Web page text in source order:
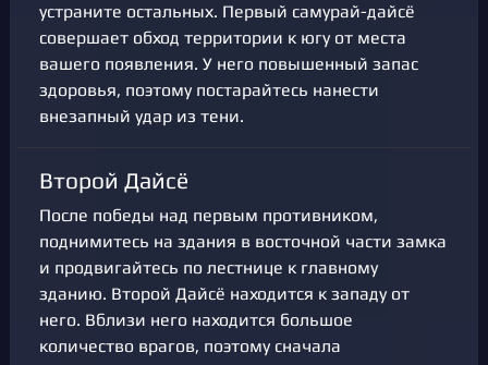
устраните остальных. Первый самурай-дайсё
совершает обход территории к югу от места
вашего появления. У него повышенный запас
здоровья, поэтому постарайтесь нанести
внезапный удар из тени.
Второй Дайсё
После победы над первым противником,
поднимитесь на здания в восточной части замка
и продвигайтесь по лестнице к главному
зданию. Второй Дайсё находится к западу от
него. Вблизи него находится большое
количество врагов, поэтому сначала